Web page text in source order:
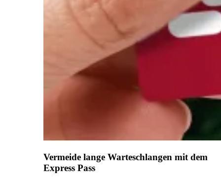
Vermeide lange Warteschlangen mit dem
Express Pass